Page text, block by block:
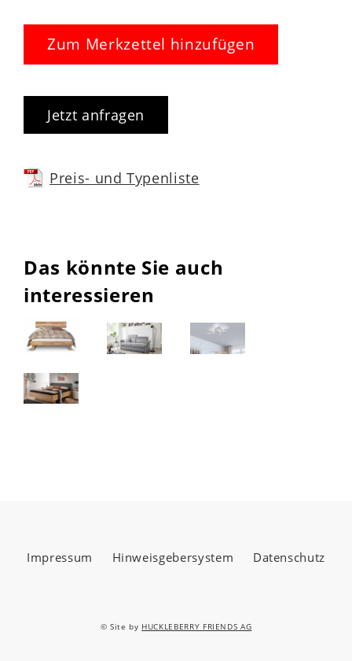
Zum Merkzettel hinzufügen
Jetzt anfragen
Preis- und Typenliste
Das könnte Sie auch
interessieren
Impressum Hinweisgebersystem Datenschutz
© Site by HUCKLEBERRY FRIENDS AG